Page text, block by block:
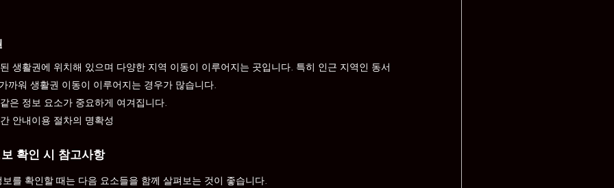
생활권에 위치해 있으며 다양한 지역 이동이 이루어지는 곳입니다. 특히 인근 지역인 동서
까워 생활권 이동이 이루어지는 경우가 많습니다.
은 정보 요소가 중요하게 여겨집니다.
안내이용 절차의 명확성
확인 시 참고사항
를 확인할 때는 다음 요소들을 함께 살펴보는 것이 좋습니다.